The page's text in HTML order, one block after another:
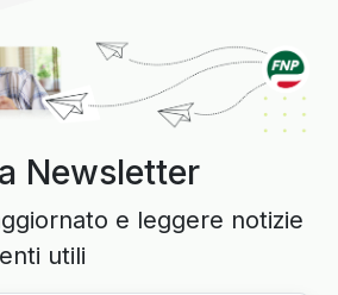
Newsletter
e leggere notizie
utili